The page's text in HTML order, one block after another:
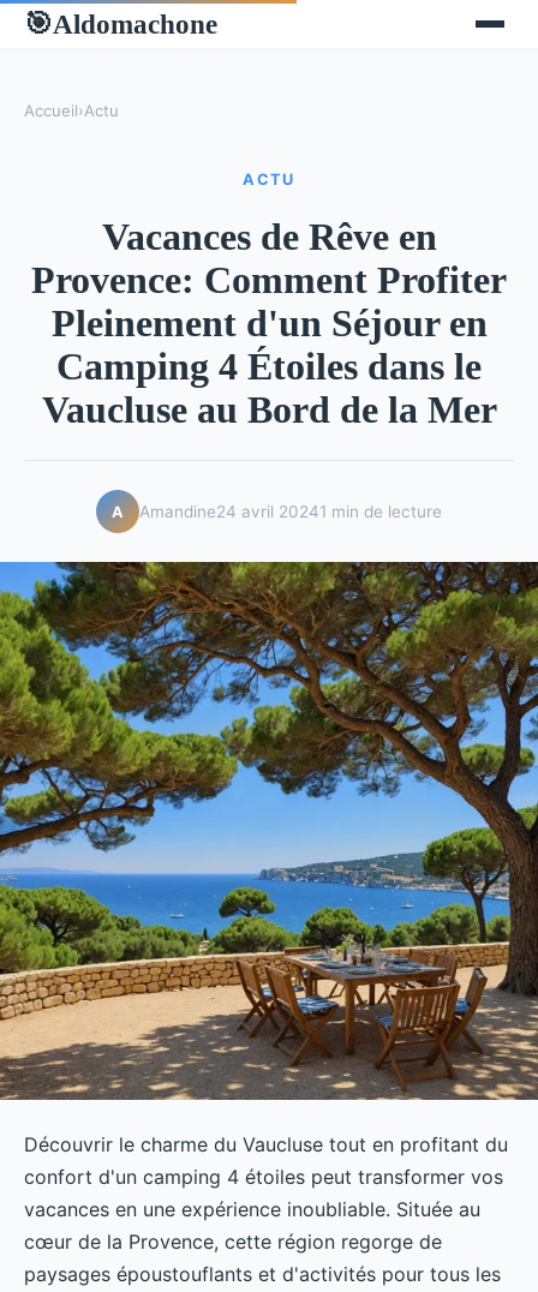
🎯Aldomachone
Accueil›Actu
ACTU
Vacances de Rêve en
Provence: Comment Profiter
Pleinement d'un Séjour en
Camping 4 Étoiles dans le
Vaucluse au Bord de la Mer
A Amandine24 avril 20241 min de lecture
Découvrir le charme du Vaucluse tout en profitant du
confort d'un camping 4 étoiles peut transformer vos
vacances en une expérience inoubliable. Située au
cœur de la Provence, cette région regorge de
paysages époustouflants et d'activités pour tous les